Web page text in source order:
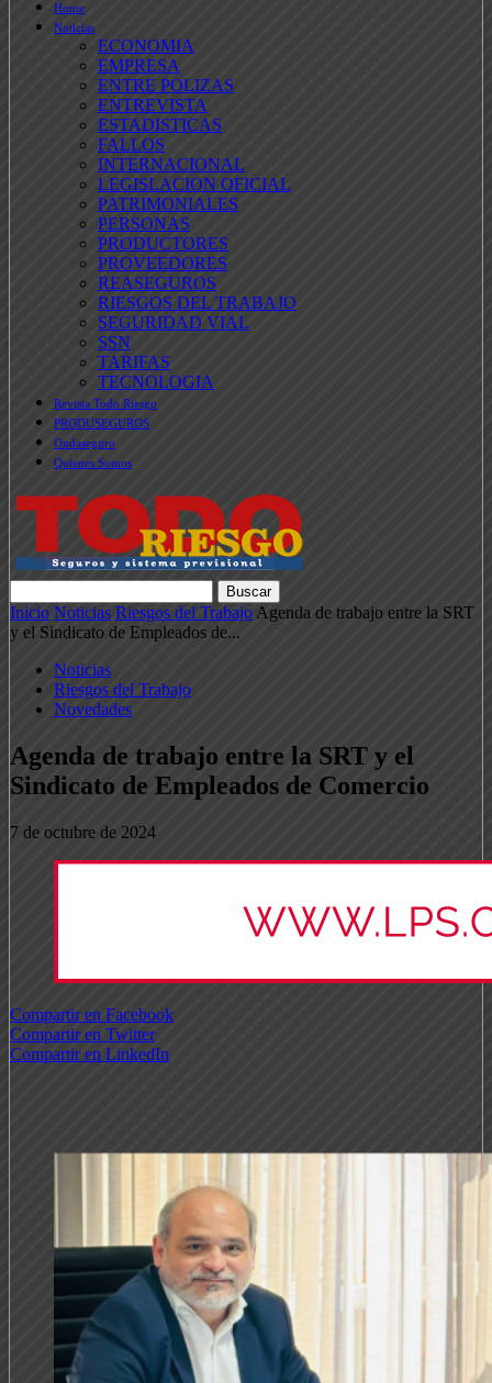
Home
Noticias
ECONOMIA
EMPRESA
ENTRE POLIZAS
ENTREVISTA
ESTADISTICAS
FALLOS
INTERNACIONAL
LEGISLACION OFICIAL
PATRIMONIALES
PERSONAS
PRODUCTORES
PROVEEDORES
REASEGUROS
RIESGOS DEL TRABAJO
SEGURIDAD VIAL
SSN
TARIFAS
TECNOLOGIA
Revista Todo Riesgo
PRODUSEGUROS
Ondaseguro
Quienes Somos
Inicio Noticias Riesgos del Trabajo Agenda de trabajo entre la SRT
y el Sindicato de Empleados de...
Noticias
Riesgos del Trabajo
Novedades
Agenda de trabajo entre la SRT y el
Sindicato de Empleados de Comercio
7 de octubre de 2024
Compartir en Facebook
Compartir en Twitter
Compartir en LinkedIn